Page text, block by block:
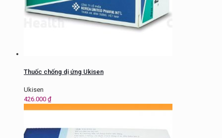
Thuốc chống dị ứng Ukisen
Ukisen
426.000 ₫